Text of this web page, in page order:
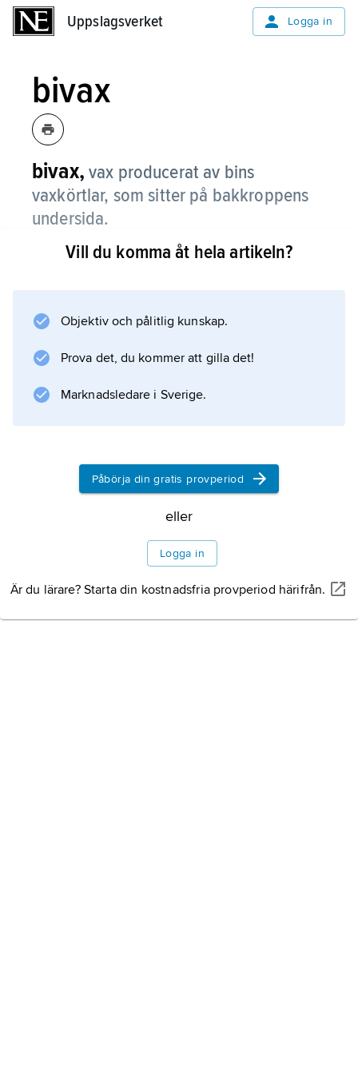
Uppslagsverket Logga in
bivax
bivax, vax producerat av bins
vaxkörtlar, som sitter på bakkroppens
undersida.
Bin bygger med bivax vaxkakor med
honungen. Världsproduktionen av bivax är ca
kosmetika-, läkemedels- och elektroindustrin.
Vill du komma åt hela artikeln?
Objektiv och pålitlig kunskap.
Prova det, du kommer att gilla det!
Marknadsledare i Sverige.
Påbörja din gratis provperiod
eller
Logga in
Är du lärare? Starta din kostnadsfria provperiod härifrån.